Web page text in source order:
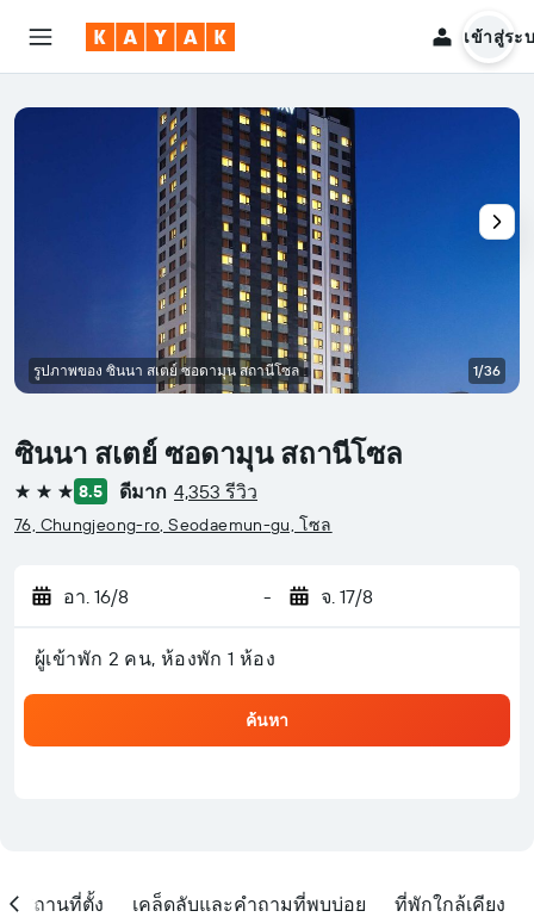
เข้าสู่ระ
ซินนา สเตย์ ซอดามุน สถานีโซล
3 ดาว 8.5 ดีมาก 4,353 รีวิว
76, Chungjeong-ro, Seodaemun-gu, โซล
อา. 16/8 - จ. 17/8
ผู้เข้าพัก 2 คน, ห้องพัก 1 ห้อง
ค้นหา
รูปภาพของ ซินนา สเตย์ ซอดามุน สถานีโซล 1/36
สถานที่ตั้ง เคล็ดลับและคำถามที่พบบ่อย ที่พักใกล้เคียง